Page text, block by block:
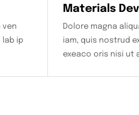
ven
lab ip
Materials
Dolore magna
iam, quis nostrud
exeaco oris nisi ut